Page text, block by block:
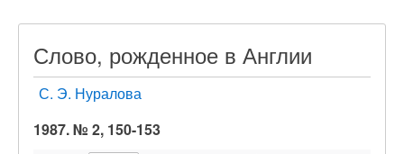
Слово, рожденное в Англии
С. Э. Нуралова
1987. № 2, 150-153